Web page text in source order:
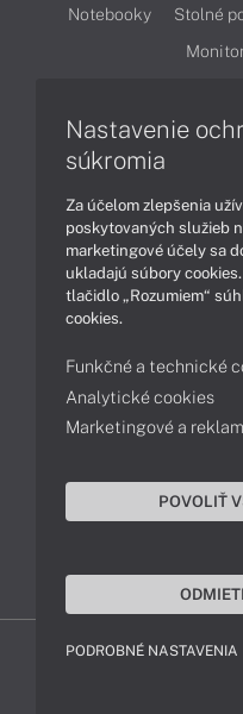
Notebooky Stolné
Obchodné
Ako nakupovať
Podpora a servis
043 4224 771
Nastavenie
súkromia
Za účelom zlepšenia
poskytovaných služieb
marketingové účely sa
ukladajú súbory
tlačidlo „Rozumiem“
cookies.
Funkčné a technické
Analytické cookies
Marketingové a
POVOLIŤ
PODROBNÉ NASTAVENIA